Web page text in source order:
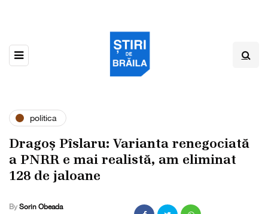
politica
Dragoș Pîslaru: Varianta renegociată
a PNRR e mai realistă, am eliminat
128 de jaloane
By Sorin Obeada